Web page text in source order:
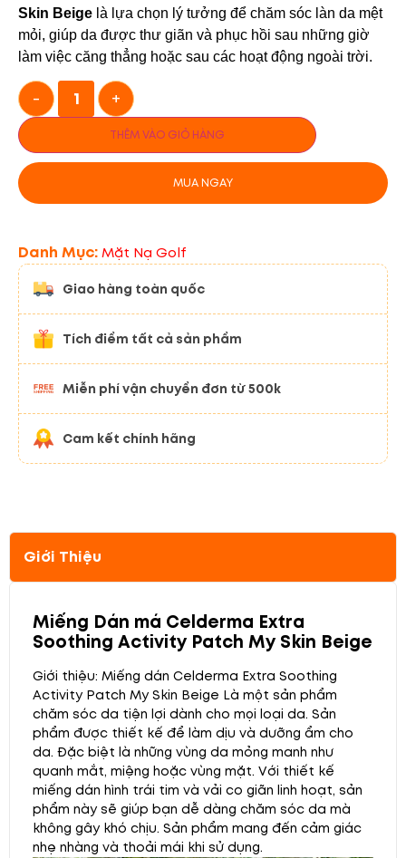
Skin Beige là lựa chọn lý tưởng để chăm sóc làn da mệt
mỏi, giúp da được thư giãn và phục hồi sau những giờ
làm việc căng thẳng hoặc sau các hoạt động ngoài trời.
- +
THÊM VÀO GIỎ HÀNG
MUA NGAY
Danh Mục:Mặt Nạ Golf
Giao hàng toàn quốc
Tích điểm tất cả sản phẩm
Miễn phí vận chuyển đơn từ 500k
Cam kết chính hãng
Giới Thiệu
Miếng Dán má Celderma Extra
Soothing Activity Patch My Skin Beige
Giới thiệu: Miếng dán Celderma Extra Soothing
Activity Patch My Skin Beige Là một sản phẩm
chăm sóc da tiện lợi dành cho mọi loại da. Sản
phẩm được thiết kế để làm dịu và dưỡng ẩm cho
da. Đặc biệt là những vùng da mỏng manh như
quanh mắt, miệng hoặc vùng mặt. Với thiết kế
miếng dán hình trái tim và vải co giãn linh hoạt, sản
phẩm này sẽ giúp bạn dễ dàng chăm sóc da mà
không gây khó chịu. Sản phẩm mang đến cảm giác
nhẹ nhàng và thoải mái khi sử dụng.